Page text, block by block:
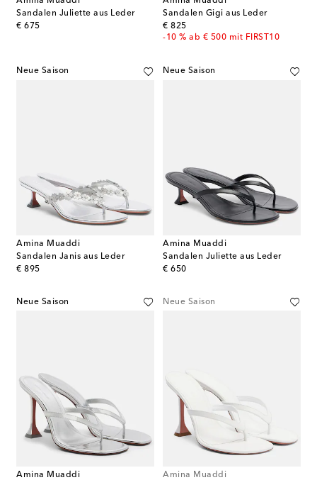
Sandalen Juliette aus Leder
€ 675
original price
Sandalen Gigi aus Leder
€ 825
original price
-10 % ab € 500 mit FIRST10
Neue Saison
Amina Muaddi
Sandalen Janis aus Leder
€ 895
original price
Neue Saison
Amina Muaddi
Sandalen Juliette aus Leder
€ 650
original price
Neue Saison
Amina Muaddi
Neue Saison
Amina Muaddi